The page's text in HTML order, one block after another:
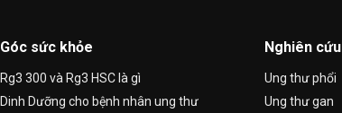
Góc sức khỏe
Rg3 300 và Rg3 HSC là gì
Dinh Dưỡng cho bệnh nhân ung thư
Nghiên cứu
Ung thư phổi
Ung thư gan